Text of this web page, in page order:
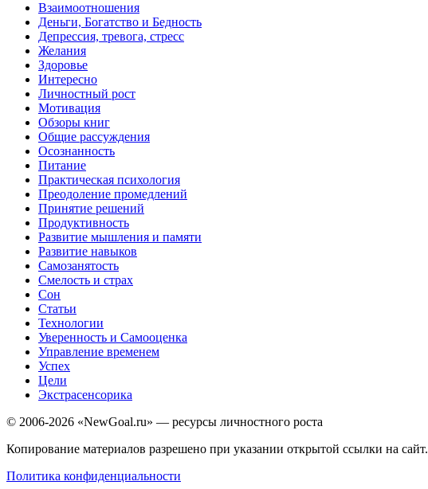
Взаимоотношения
Деньги, Богатство и Бедность
Депрессия, тревога, стресс
Желания
Здоровье
Интересно
Личностный рост
Мотивация
Обзоры книг
Общие рассуждения
Осознанность
Питание
Практическая психология
Преодоление промедлений
Принятие решений
Продуктивность
Развитие мышления и памяти
Развитие навыков
Самозанятость
Смелость и страх
Сон
Статьи
Технологии
Уверенность и Самооценка
Управление временем
Успех
Цели
Экстрасенсорика
© 2006-2026 «NewGoal.ru» — ресурсы личностного роста
Копирование материалов разрешено при указании открытой ссылки на сайт.
Политика конфиденциальности